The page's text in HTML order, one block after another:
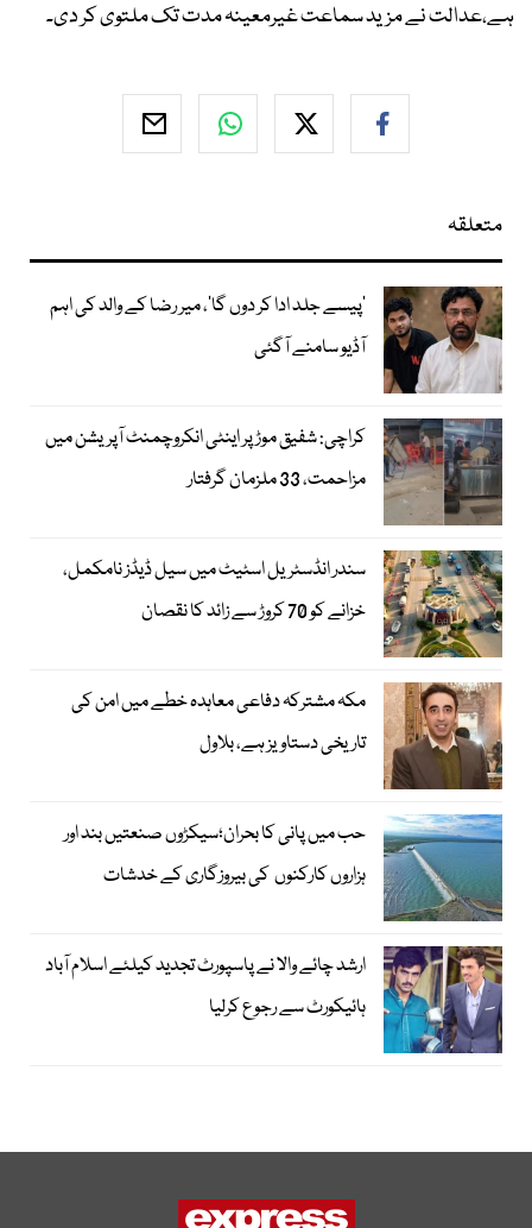
ہے،عدالت نے مزید سماعت غیرمعینہ مدت تک ملتوی کر دی۔
متعلقہ
’پیسے جلد ادا کر دوں گا‘، میر رضا کے والد کی اہم
آڈیو سامنے آگئی
کراچی: شفیق موڑ پر اینٹی انکروچمنٹ آپریشن میں
مزاحمت، 33 ملزمان گرفتار
سندر انڈسٹریل اسٹیٹ میں سیل ڈیڈز نامکمل،
خزانے کو 70 کروڑ سے زائد کا نقصان
مکہ مشترکہ دفاعی معاہدہ خطے میں امن کی
تاریخی دستاویز ہے، بلاول
حب میں پانی کا بحران؛سیکڑوں صنعتیں بند اور
ہزاروں کارکنوں کی بیروزگاری کے خدشات
ارشد چائے والا نے پاسپورٹ تجدید کیلئے اسلام آباد
ہائیکورٹ سے رجوع کرلیا